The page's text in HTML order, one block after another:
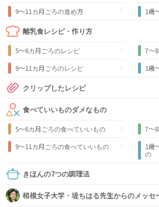
9〜11カ月ごろの進め方
1歳
離乳食レシピ・作り方
5～6カ月ごろのレシピ
7～
9〜11カ月ごろのレシピ
1歳
クリップしたレシピ
食べていいものダメなもの
5～6カ月ごろの食べていいもの
7～
9〜11カ月ごろの食べていいもの
1歳
の
きほんの7つの調理法
相模女子大学・堤ちはる先生からのメッセ